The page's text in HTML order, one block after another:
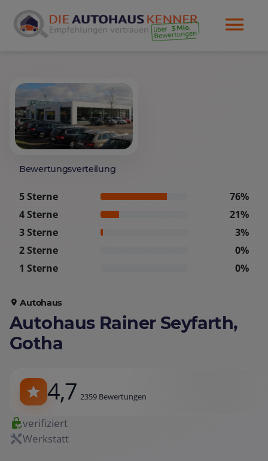
Bewertungsverteilung
5 Sterne
76%
4 Sterne
21%
3 Sterne
3%
2 Sterne
0%
1 Sterne
0%
Autohaus
Autohaus Rainer Seyfarth,
Gotha
4,7 2359 Bewertungen
verifiziert
Werkstatt